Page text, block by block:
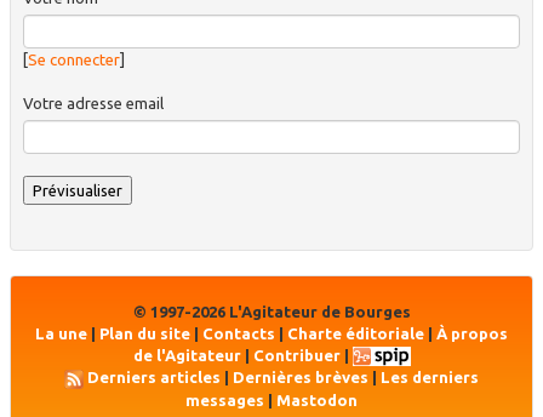
[Se connecter]
Votre adresse email
© 1997-2026 L'Agitateur de Bourges
La une | Plan du site | Contacts | Charte éditoriale | À propos
de l'Agitateur| Contribuer|
Derniers articles
Dernières brèves
Les derniers
messages | Mastodon